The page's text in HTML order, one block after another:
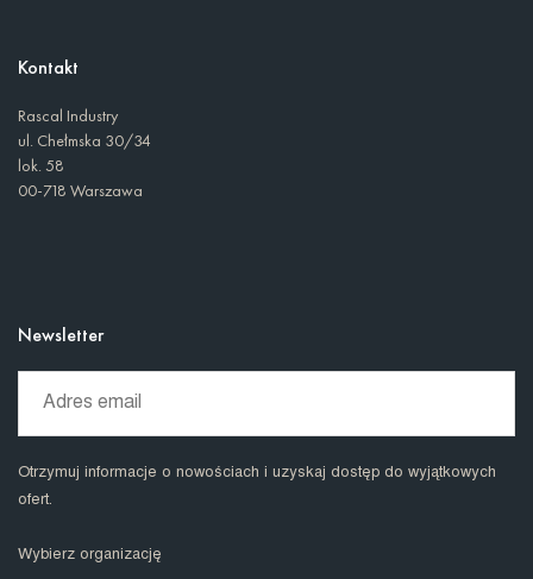
Kontakt
Rascal Industry
ul. Chełmska 30/34
lok. 58
00-718 Warszawa
Newsletter
Otrzymuj informacje o nowościach i uzyskaj dostęp do wyjątkowych
ofert.
Wybierz organizację